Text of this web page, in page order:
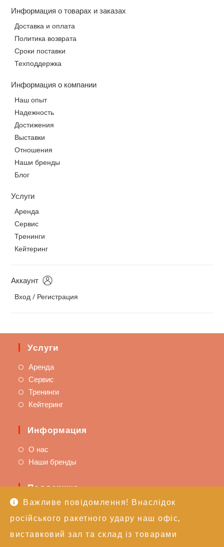
Важливе повідомлення! Внаслідок
російського ракетного удару наш офіс,
виставковий зал та склад із товарами
Информация о товарах и заказах
Доставка и оплата
Политика возврата
Сроки поставки
Техподдержка
Информация о компании
Наш опыт
Надежность
Достижения
Выставки
Отношения
Наши бренды
Блог
Услуги
Аренда
Сервис
Тренинги
Кейтеринг
Аккаунт
Вход / Регистрация
Услуги
Аренда
Сервис
Тренинги
Кейтеринг
Информация
О нас
Наши бренды
Поддержка
Доставка и оплата
Политика возврата
Техподдержка